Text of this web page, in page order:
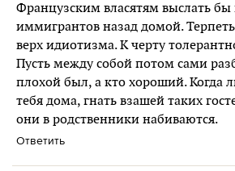
Французским власятям выслать бы
иммигрантов назад домой.
верх идиотизма. К черту
Пусть между собой потом сами
плохой был, а кто хороший. Когда
тебя дома, гнать взашей таких
они в родственники набиваются.
Ответить